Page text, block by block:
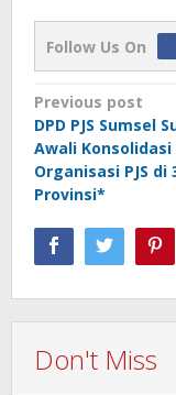
Follow Us On
Post
Previous post
DPD PJS Sumsel
Awali Konsolidasi
Organisasi PJS di
Provinsi*
Don't Miss